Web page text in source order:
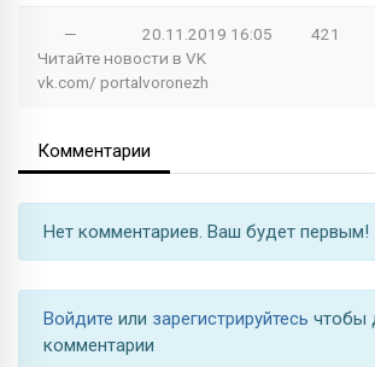
— 20.11.2019 16:05 421
Читайте новости в VK
vk.com/ portalvoronezh
Комментарии
Нет комментариев. Ваш будет первым!
Войдите или зарегистрируйтесь чтобы
комментарии